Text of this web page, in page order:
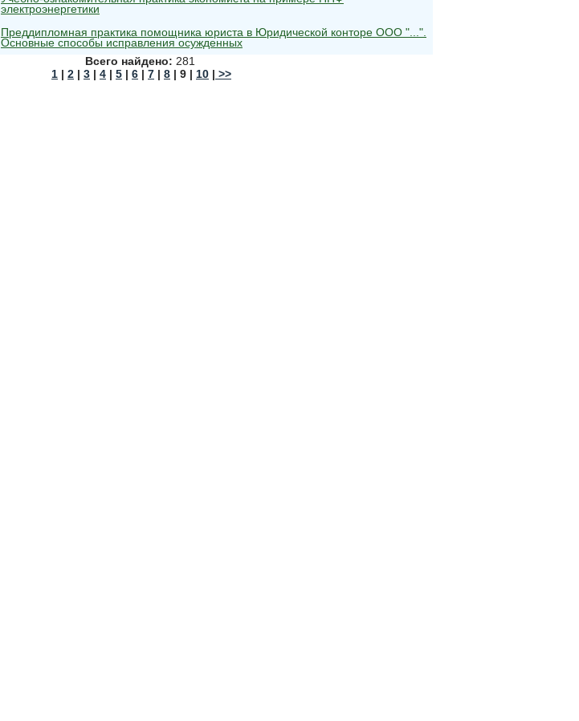
электроэнергетики
Преддипломная практика помощника юриста в Юридической конторе ООО "...".
Основные способы исправления осужденных
Всего найдено: 281
1 | 2 | 3 | 4 | 5 | 6 | 7 | 8 | 9 | 10 | >>